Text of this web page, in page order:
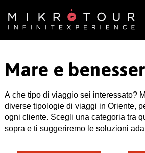
Mare e
A che tipo di viaggio sei interessato?
diverse tipologie di viaggi in Oriente,
ogni cliente. Scegli una categoria tra
sopra e ti suggeriremo le soluzioni